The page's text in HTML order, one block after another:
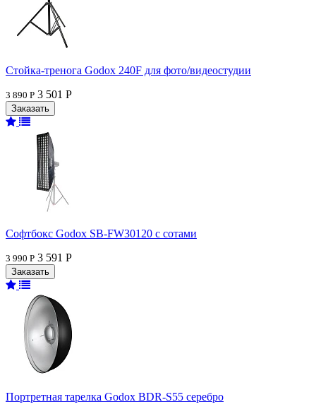
Стойка-тренога Godox 240F для фото/видеостудии
3 890 Р 3 501 Р
Софтбокс Godox SB-FW30120 с сотами
3 990 Р 3 591 Р
Портретная тарелка Godox BDR-S55 серебро